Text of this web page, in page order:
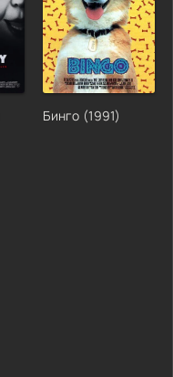
Бинго (1991)